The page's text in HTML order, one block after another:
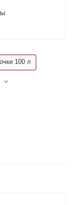
100 л